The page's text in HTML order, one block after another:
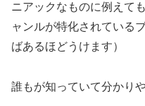
ニアックなものに例えて
ャンルが特化されている
ばあるほどうけます）
誰もが知っていて分かり